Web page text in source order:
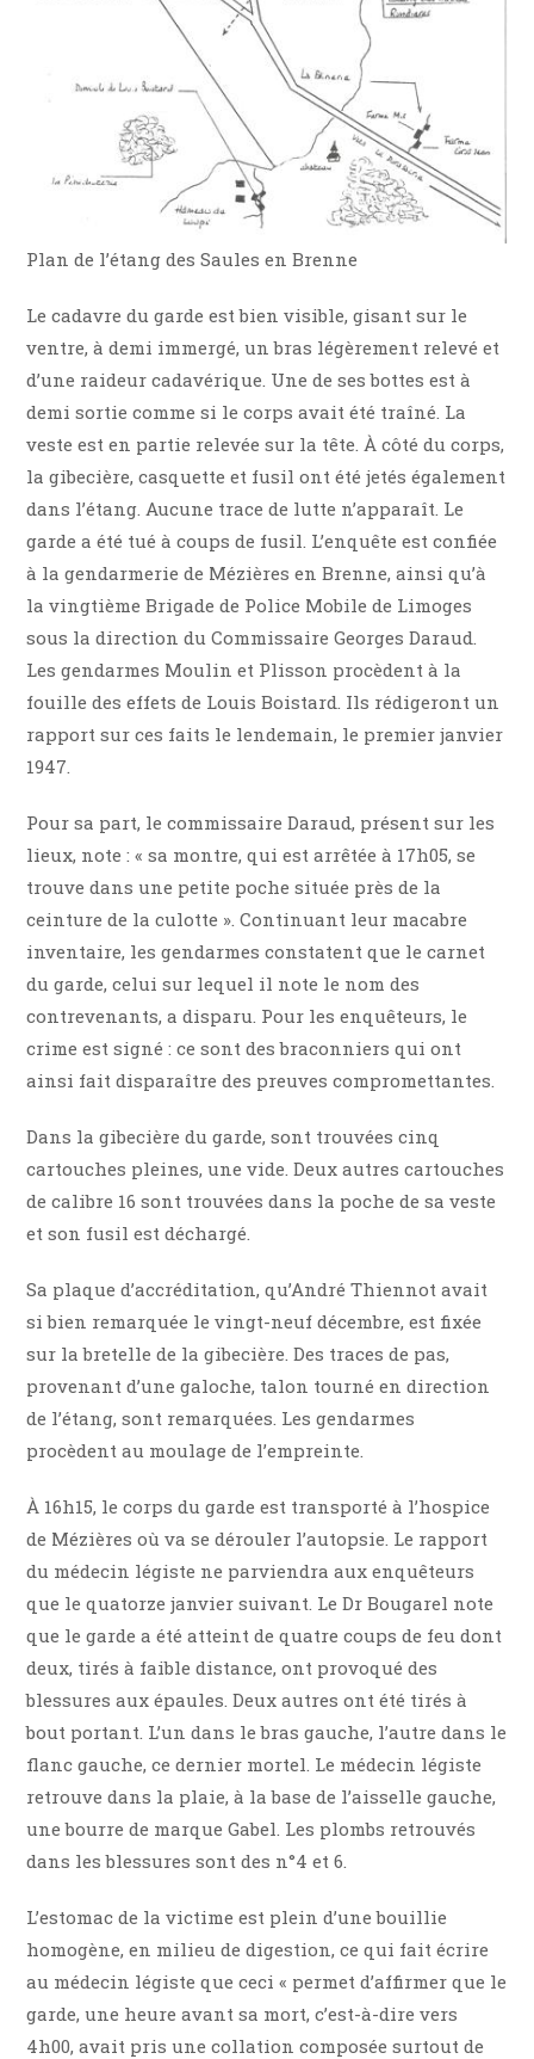
Plan de l’étang des Saules en Brenne
Le cadavre du garde est bien visible, gisant sur le
ventre, à demi immergé, un bras légèrement relevé et
d’une raideur cadavérique. Une de ses bottes est à
demi sortie comme si le corps avait été traîné. La
veste est en partie relevée sur la tête. À côté du corps,
la gibecière, casquette et fusil ont été jetés également
dans l’étang. Aucune trace de lutte n’apparaît. Le
garde a été tué à coups de fusil. L’enquête est confiée
à la gendarmerie de Mézières en Brenne, ainsi qu’à
la vingtième Brigade de Police Mobile de Limoges
sous la direction du Commissaire Georges Daraud.
Les gendarmes Moulin et Plisson procèdent à la
fouille des effets de Louis Boistard. Ils rédigeront un
rapport sur ces faits le lendemain, le premier janvier
1947.
Pour sa part, le commissaire Daraud, présent sur les
lieux, note : « sa montre, qui est arrêtée à 17h05, se
trouve dans une petite poche située près de la
ceinture de la culotte ». Continuant leur macabre
inventaire, les gendarmes constatent que le carnet
du garde, celui sur lequel il note le nom des
contrevenants, a disparu. Pour les enquêteurs, le
crime est signé : ce sont des braconniers qui ont
ainsi fait disparaître des preuves compromettantes.
Dans la gibecière du garde, sont trouvées cinq
cartouches pleines, une vide. Deux autres cartouches
de calibre 16 sont trouvées dans la poche de sa veste
et son fusil est déchargé.
Sa plaque d’accréditation, qu’André Thiennot avait
si bien remarquée le vingt-neuf décembre, est fixée
sur la bretelle de la gibecière. Des traces de pas,
provenant d’une galoche, talon tourné en direction
de l’étang, sont remarquées. Les gendarmes
procèdent au moulage de l’empreinte.
À 16h15, le corps du garde est transporté à l’hospice
de Mézières où va se dérouler l’autopsie. Le rapport
du médecin légiste ne parviendra aux enquêteurs
que le quatorze janvier suivant. Le Dr Bougarel note
que le garde a été atteint de quatre coups de feu dont
deux, tirés à faible distance, ont provoqué des
blessures aux épaules. Deux autres ont été tirés à
bout portant. L’un dans le bras gauche, l’autre dans le
flanc gauche, ce dernier mortel. Le médecin légiste
retrouve dans la plaie, à la base de l’aisselle gauche,
une bourre de marque Gabel. Les plombs retrouvés
dans les blessures sont des n°4 et 6.
L’estomac de la victime est plein d’une bouillie
homogène, en milieu de digestion, ce qui fait écrire
au médecin légiste que ceci « permet d’affirmer que le
garde, une heure avant sa mort, c’est-à-dire vers
4h00, avait pris une collation composée surtout de